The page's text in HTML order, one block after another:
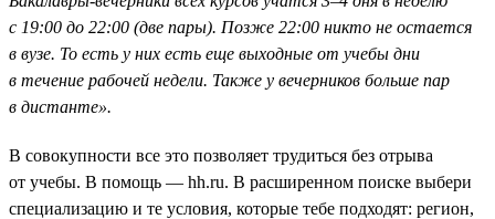
с 19:00 до 22:00 (две пары). Позже 22:00 никто не остается
в вузе. То есть у них есть еще выходные от учебы дни
в течение рабочей недели. Также у вечерников больше пар
в дистанте».
В совокупности все это позволяет трудиться без отрыва
от учебы. В помощь — hh.ru. В расширенном поиске выбери
специализацию и те условия, которые тебе подходят: регион,